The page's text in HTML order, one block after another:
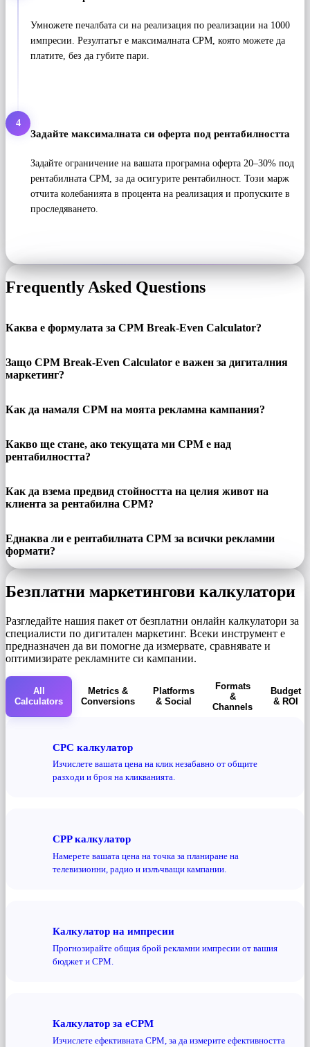
Умножете печалбата си на реализация по реализации на 1000
импресии. Резултатът е максималната CPM, която можете да
платите, без да губите пари.
4
Задайте максималната си оферта под рентабилността
Задайте ограничение на вашата програмна оферта 20–30% под
рентабилната CPM, за да осигурите рентабилност. Този марж
отчита колебанията в процента на реализация и пропуските в
проследяването.
Frequently Asked Questions
Каква е формулата за CPM Break-Even Calculator?
Защо CPM Break-Even Calculator е важен за дигиталния
маркетинг?
Как да намаля CPM на моята рекламна кампания?
Какво ще стане, ако текущата ми CPM е над
рентабилността?
Как да взема предвид стойността на целия живот на
клиента за рентабилна CPM?
Еднаква ли е рентабилната CPM за всички рекламни
формати?
Безплатни маркетингови калкулатори
Разгледайте нашия пакет от безплатни онлайн калкулатори за
специалисти по дигитален маркетинг. Всеки инструмент е
предназначен да ви помогне да измервате, сравнявате и
оптимизирате рекламните си кампании.
All
Calculators
Metrics &
Conversions
Platforms
& Social
Formats
&
Channels
Budget
& ROI
CPC калкулатор
Изчислете вашата цена на клик незабавно от общите
разходи и броя на кликванията.
CPP калкулатор
Намерете вашата цена на точка за планиране на
телевизионни, радио и излъчващи кампании.
Калкулатор на импресии
Прогнозирайте общия брой рекламни импресии от вашия
бюджет и CPM.
Калкулатор за eCPM
Изчислете ефективната CPM, за да измерите ефективността